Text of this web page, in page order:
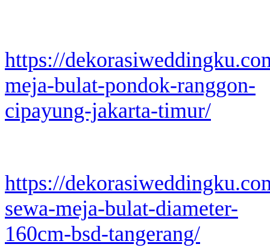
https://
meja-bulat-pondok-ranggon-
cipayung-jakarta-timur/
https://
sewa-meja-bulat-diameter-
160cm-bsd-tangerang/